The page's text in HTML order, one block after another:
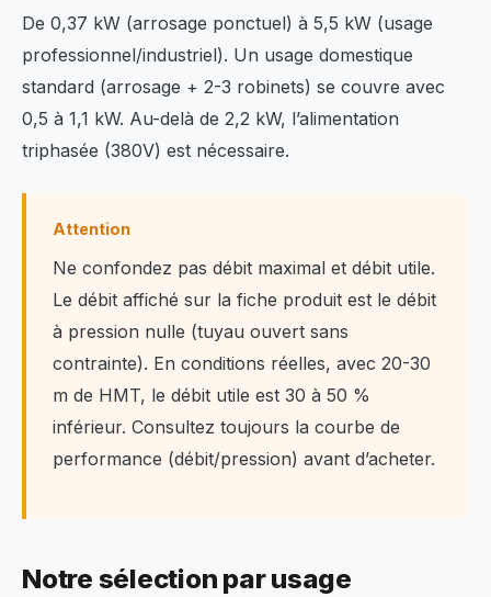
De 0,37 kW (arrosage ponctuel) à 5,5 kW (usage
professionnel/industriel). Un usage domestique
standard (arrosage + 2-3 robinets) se couvre avec
0,5 à 1,1 kW. Au-delà de 2,2 kW, l’alimentation
triphasée (380V) est nécessaire.
Attention
Ne confondez pas débit maximal et débit utile.
Le débit affiché sur la fiche produit est le débit
à pression nulle (tuyau ouvert sans
contrainte). En conditions réelles, avec 20-30
m de HMT, le débit utile est 30 à 50 %
inférieur. Consultez toujours la courbe de
performance (débit/pression) avant d’acheter.
Notre sélection par usage